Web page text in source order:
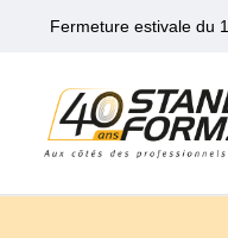
Fermeture estivale du